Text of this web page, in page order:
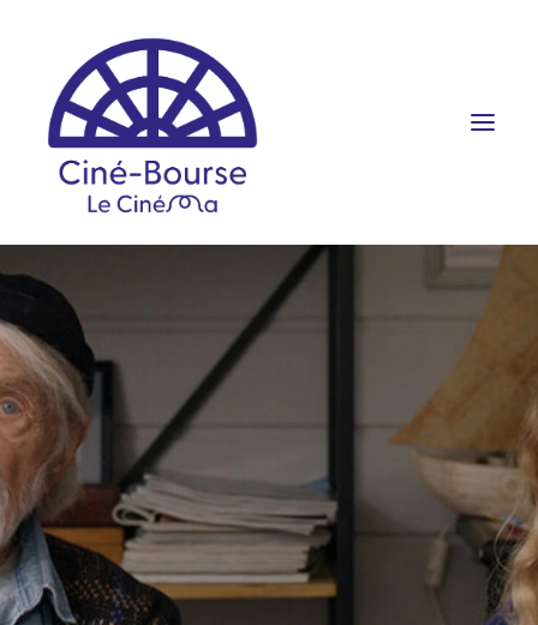
FILMS ET HORAIRES
ÉVÉNEMENTS
SCOLAIRES
PRATIQUE
RÉSERVATION
PROGRAMME